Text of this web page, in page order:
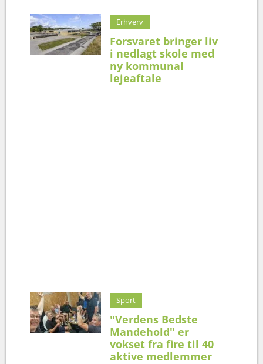
Erhverv
Forsvaret bringer liv
i nedlagt skole med
ny kommunal
lejeaftale
Sport
"Verdens Bedste
Mandehold" er
vokset fra fire til 40
aktive medlemmer